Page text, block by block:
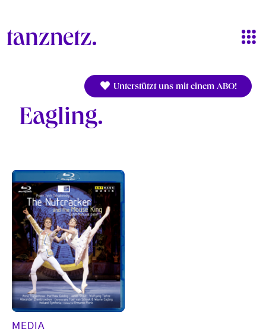
Unterstützt uns mit einem ABO!
Eagling
MEDIA